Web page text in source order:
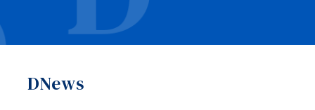
DNews
Omnivox